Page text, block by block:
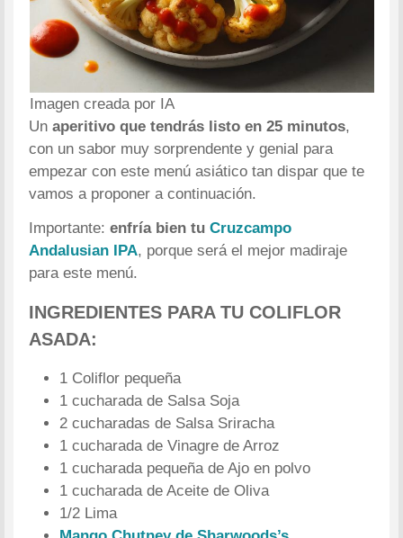
Imagen creada por IA
Unaperitivo que tendrás listo en 25 minutos,
con un sabor muy sorprendente y genial para
empezar con este menú asiático tan dispar que te
vamos a proponer a continuación.
Importante:enfría bien tuCruzcampo
Andalusian IPA, porque será el mejor madiraje
para este menú.
INGREDIENTES PARA TU COLIFLOR
ASADA:
1 Coliflor pequeña
1 cucharada de Salsa Soja
2 cucharadas de Salsa Sriracha
1 cucharada de Vinagre de Arroz
1 cucharada pequeña de Ajo en polvo
1 cucharada de Aceite de Oliva
1/2 Lima